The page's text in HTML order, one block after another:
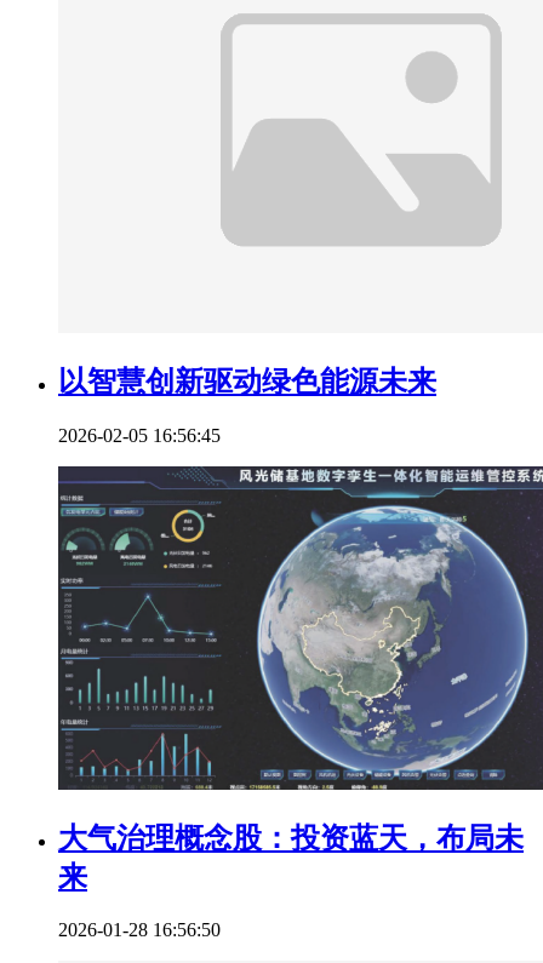
以智慧创新驱动绿色能源未来
2026-02-05 16:56:45
大气治理概念股：投资蓝天，布局未
来
2026-01-28 16:56:50